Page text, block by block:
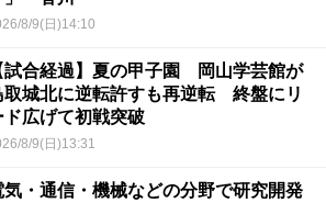
8/9(日)14:10
試合経過】夏の甲子園 岡山学芸館が
取城北に逆転許すも再逆転 終盤にリ
ド広げて初戦突破
8/9(日)13:31
気・通信・機械などの分野で研究開発